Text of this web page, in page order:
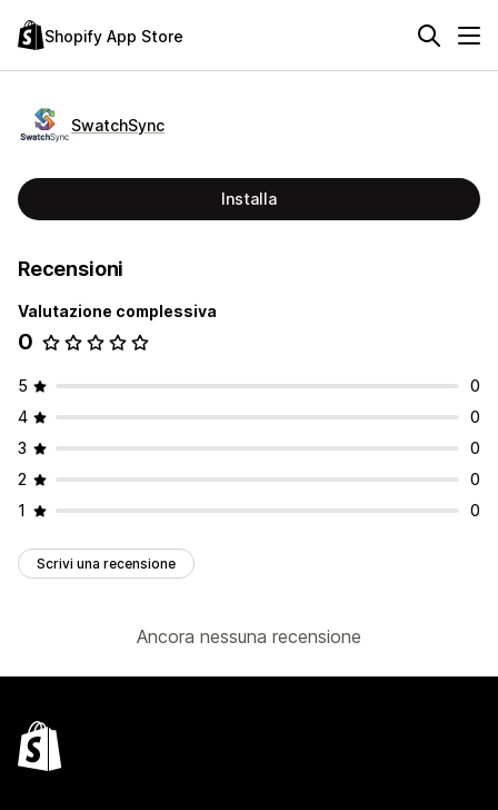
Shopify App Store
SwatchSync
Installa
Recensioni
Valutazione complessiva
0
5
0
4
0
3
0
2
0
1
0
Scrivi una recensione
Ancora nessuna recensione